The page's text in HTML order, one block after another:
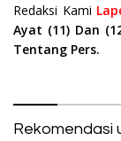
Redaksi Kami
Ayat (11) Dan
Tentang Pers.
Rekomendasi